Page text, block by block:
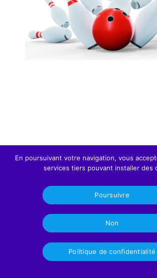
03 22
CHORUS GAME
2026
Mentions légales
Politique de confidentialité
En poursuivant votre navigation, vous
services tiers pouvant installer des
Poursuivre
Non
Politique de confidentialité